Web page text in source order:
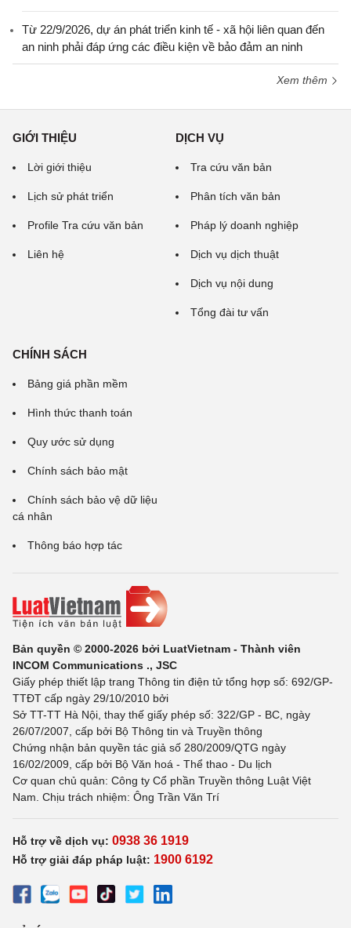
Từ 22/9/2026, dự án phát triển kinh tế - xã hội liên quan đến
an ninh phải đáp ứng các điều kiện về bảo đảm an ninh
Xem thêm
GIỚI THIỆU
Lời giới thiệu
Lịch sử phát triển
Profile Tra cứu văn bản
Liên hệ
DỊCH VỤ
Tra cứu văn bản
Phân tích văn bản
Pháp lý doanh nghiệp
Dịch vụ dịch thuật
Dịch vụ nội dung
Tổng đài tư vấn
CHÍNH SÁCH
Bảng giá phần mềm
Hình thức thanh toán
Quy ước sử dụng
Chính sách bảo mật
Chính sách bảo vệ dữ liệu
cá nhân
Thông báo hợp tác
Bản quyền © 2000-2026 bởi LuatVietnam - Thành viên
INCOM Communications ., JSC
Giấy phép thiết lập trang Thông tin điện tử tổng hợp số: 692/GP-
TTĐT cấp ngày 29/10/2010 bởi
Sở TT-TT Hà Nội, thay thế giấy phép số: 322/GP - BC, ngày
26/07/2007, cấp bởi Bộ Thông tin và Truyền thông
Chứng nhận bản quyền tác giả số 280/2009/QTG ngày
16/02/2009, cấp bởi Bộ Văn hoá - Thể thao - Du lịch
Cơ quan chủ quản: Công ty Cổ phần Truyền thông Luật Việt
Nam. Chịu trách nhiệm: Ông Trần Văn Trí
Hỗ trợ về dịch vụ: 0938 36 1919
Hỗ trợ giải đáp pháp luật: 1900 6192